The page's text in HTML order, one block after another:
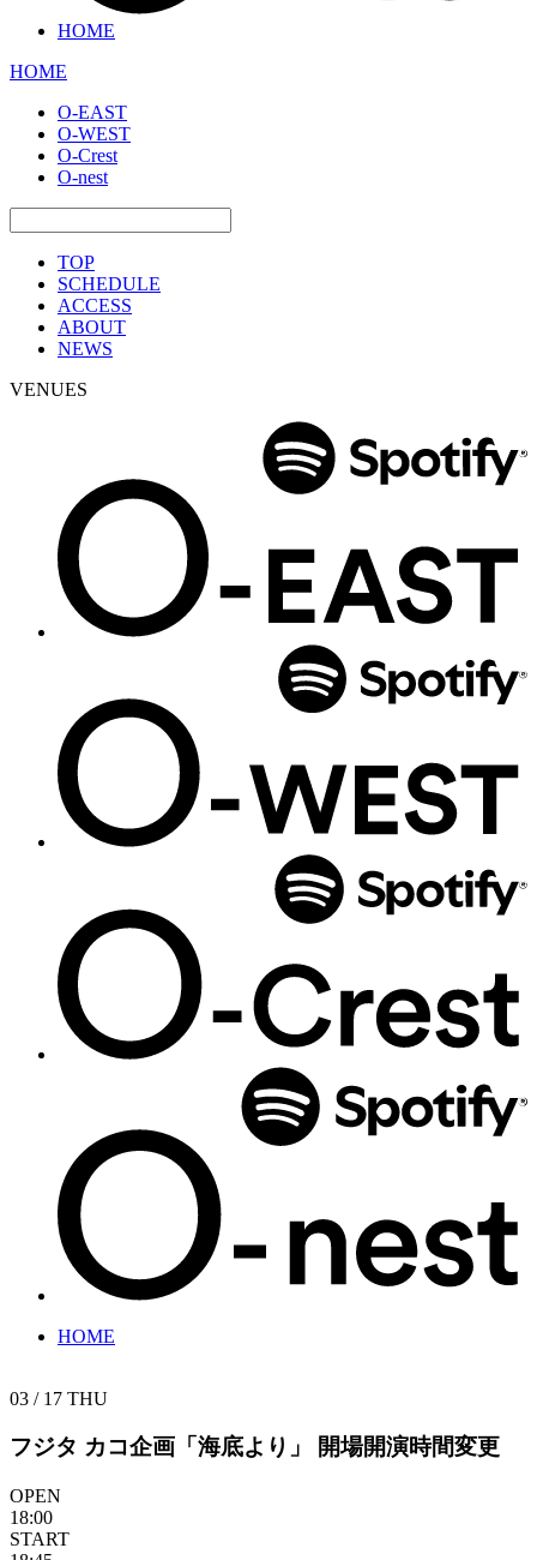
HOME
HOME
O-EAST
O-WEST
O-Crest
O-nest
TOP
SCHEDULE
ACCESS
ABOUT
NEWS
VENUES
HOME
03 / 17 THU
フジタ カコ企画「海底より」 開場開演時間変更
OPEN
18:00
START